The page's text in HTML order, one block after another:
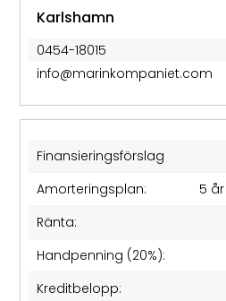
Karlshamn
0454-18015
info@marinkompaniet.com
Finansieringsförslag
Amorteringsplan:
5
Ränta:
Handpenning (20%):
Kreditbelopp: